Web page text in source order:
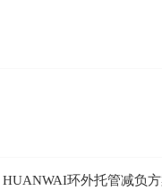
环外托管减负